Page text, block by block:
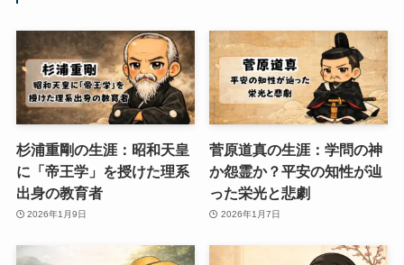
杉浦重剛の生涯：昭和天皇
に「帝王学」を授けた理系
出身の教育者
2026年1月9日
菅原道真の生涯：学問の神
か怨霊か？平安の知性が辿
った栄光と悲劇
2026年1月7日